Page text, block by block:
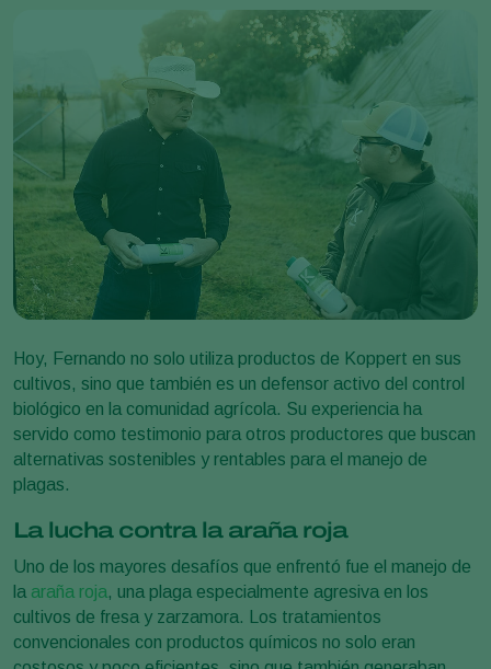
Hoy, Fernando no solo utiliza productos de Koppert en sus
cultivos, sino que también es un defensor activo del control
biológico en la comunidad agrícola. Su experiencia ha
servido como testimonio para otros productores que buscan
alternativas sostenibles y rentables para el manejo de
plagas.
La lucha contra la araña roja
Uno de los mayores desafíos que enfrentó fue el manejo de
la araña roja, una plaga especialmente agresiva en los
cultivos de fresa y zarzamora. Los tratamientos
convencionales con productos químicos no solo eran